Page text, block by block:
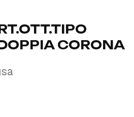
CORONA